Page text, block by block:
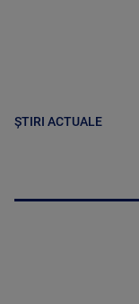
ȘTIRI ACTUALE